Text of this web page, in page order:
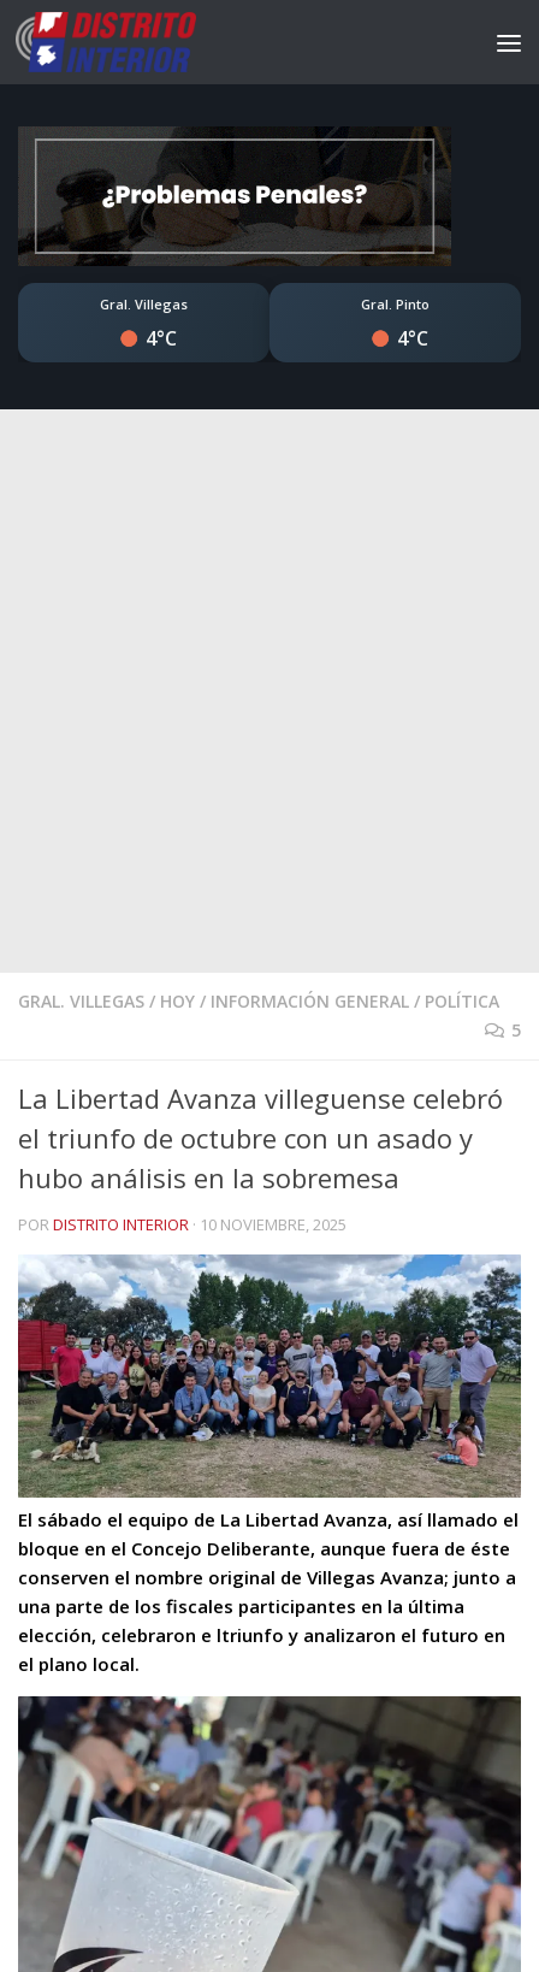
Gral. Villegas
4°C
Gral. Pinto
4°C
GRAL. VILLEGAS / HOY / INFORMACIÓN GENERAL / POLÍTICA
5
La Libertad Avanza villeguense celebró
el triunfo de octubre con un asado y
hubo análisis en la sobremesa
PORDISTRITO INTERIOR · 10 NOVIEMBRE, 2025
El sábado el equipo de La Libertad Avanza, así llamado el
bloque en el Concejo Deliberante, aunque fuera de éste
conserven el nombre original de Villegas Avanza; junto a
una parte de los fiscales participantes en la última
elección, celebraron e ltriunfo y analizaron el futuro en
el plano local.